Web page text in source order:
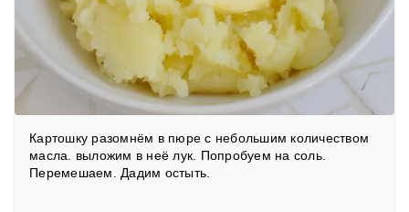
Картошку разомнём в пюре с небольшим количеством
масла. выложим в неё лук. Попробуем на соль.
Перемешаем. Дадим остыть.